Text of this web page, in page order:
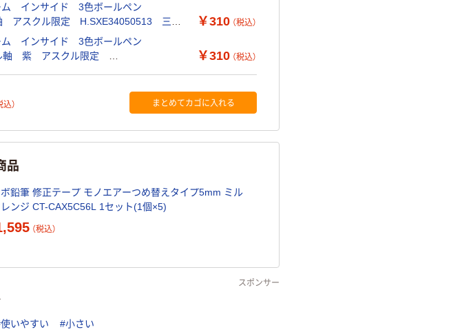
ム インサイド 3色ボールペン
アスクル限定 H.SXE34050513 三菱
￥310 （税込）
ム インサイド 3色ボールペン
軸 紫 アスクル限定
￥310 （税込）
込） まとめてカゴに入れる
品
ボ鉛筆 修正テープ モノエアーつめ替えタイプ5mm ミル
ンジ CT-CAX5C56L 1セット(1個×5)
（税込）
スポンサー
いやすい #小さい